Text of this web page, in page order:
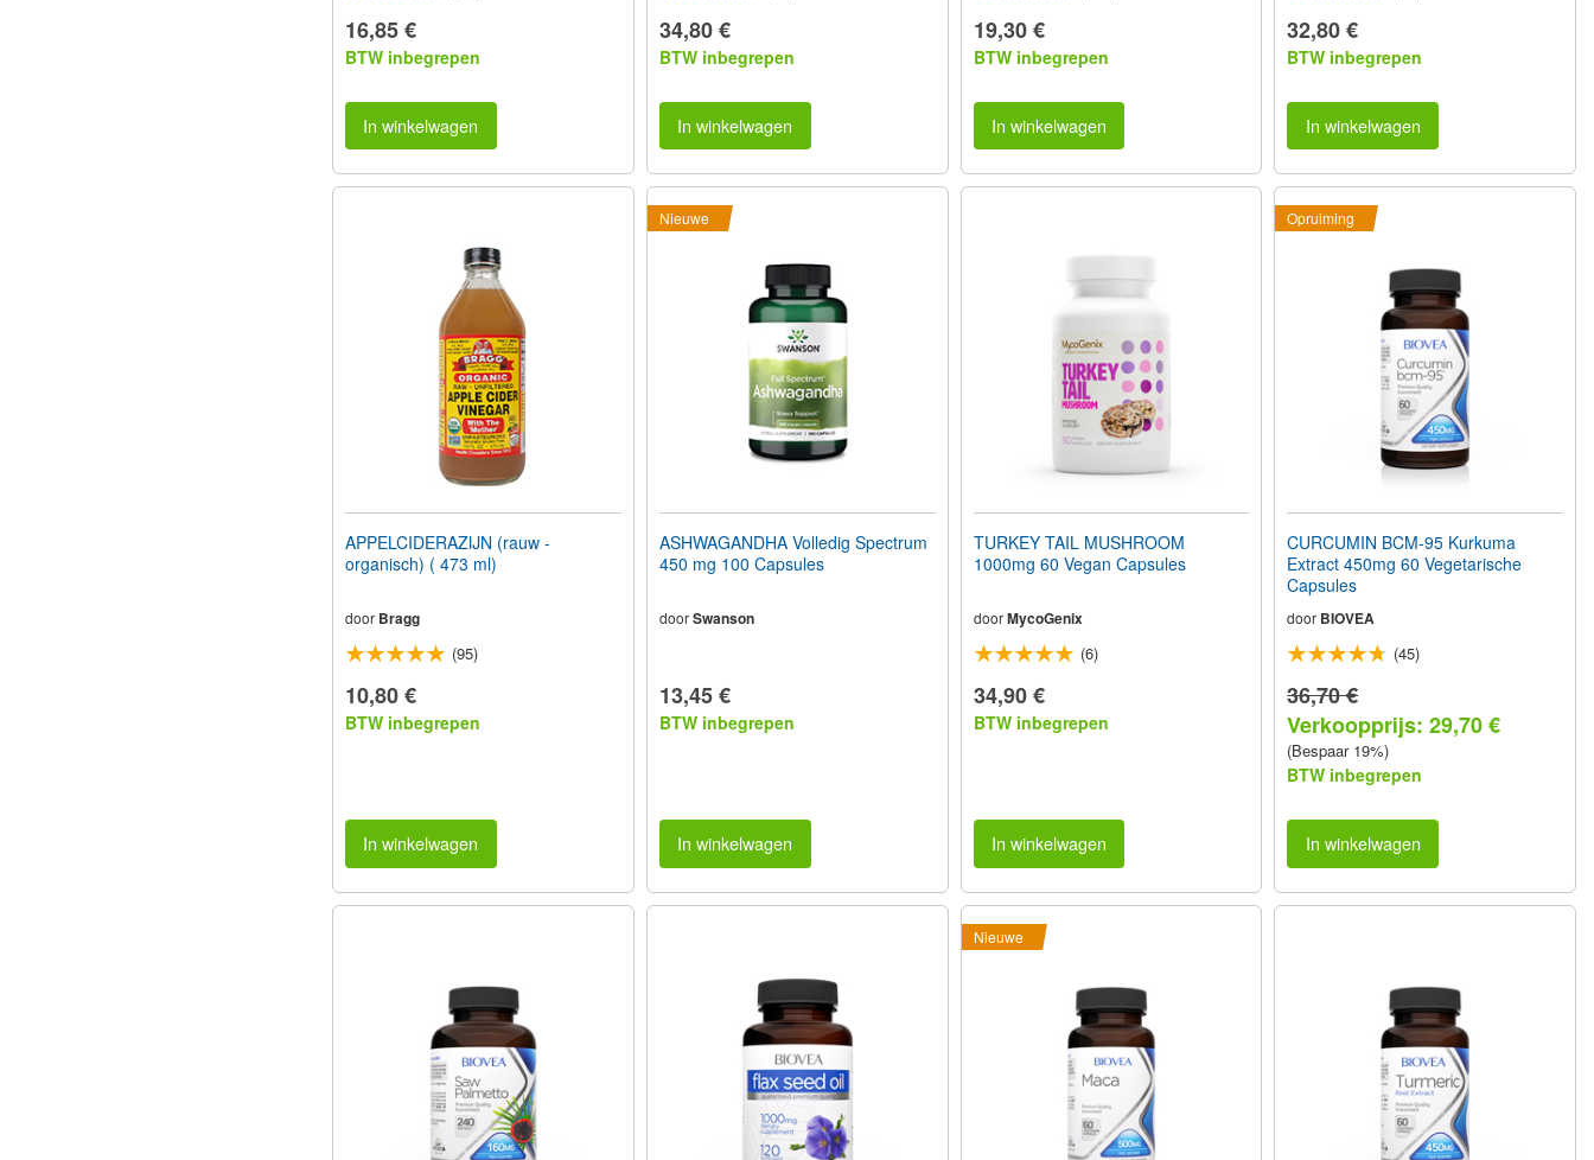
16,85 €
BTW inbegrepen
In winkelwagen
34,80 €
BTW inbegrepen
In winkelwagen
19,30 €
BTW inbegrepen
In winkelwagen
32,80 €
BTW inbegrepen
In winkelwagen
APPELCIDERAZIJN (rauw -
organisch) ( 473 ml)
door Bragg
(95)
10,80 €
BTW inbegrepen
In winkelwagen
Nieuwe
ASHWAGANDHA Volledig Spectrum
450 mg 100 Capsules
doorSwanson
13,45 €
BTW inbegrepen
In winkelwagen
TURKEY TAIL MUSHROOM
1000mg 60 Vegan Capsules
door MycoGenix
(6)
34,90 €
BTW inbegrepen
In winkelwagen
Opruiming
CURCUMIN BCM-95 Kurkuma
Extract 450mg 60 Vegetarische
Capsules
door BIOVEA
(45)
36,70 €
Verkoopprijs: 29,70 €
(Bespaar 19%)
BTW inbegrepen
In winkelwagen
Nieuwe